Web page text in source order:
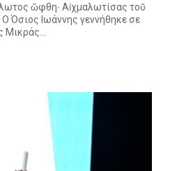
ὤφθη∙ Αἰχμαλωτίσας τοῦ
Όσιος Ιωάννης γεννήθηκε σε
Μικράς…